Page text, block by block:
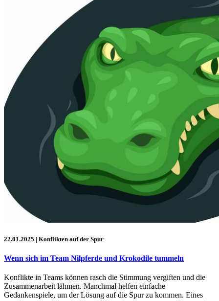
22.01.2025 | Konflikten auf der Spur
Wenn sich im Team Nilpferde und Krokodile tummeln
Konflikte in Teams können rasch die Stimmung vergiften und die
Zusammenarbeit lähmen. Manchmal helfen einfache
Gedankenspiele, um der Lösung auf die Spur zu kommen. Eines